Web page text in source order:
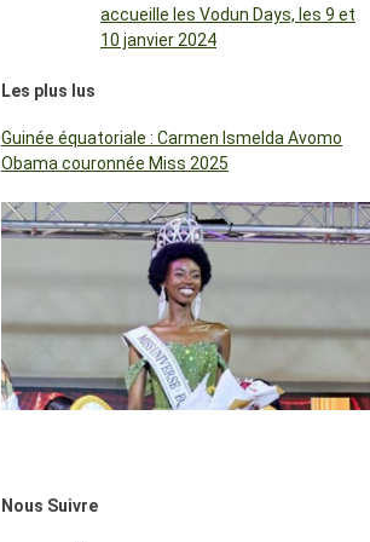
accueille les Vodun Days, les 9 et
10 janvier 2024
Les plus lus
Guinée équatoriale : Carmen Ismelda Avomo
Obama couronnée Miss 2025
Nous Suivre